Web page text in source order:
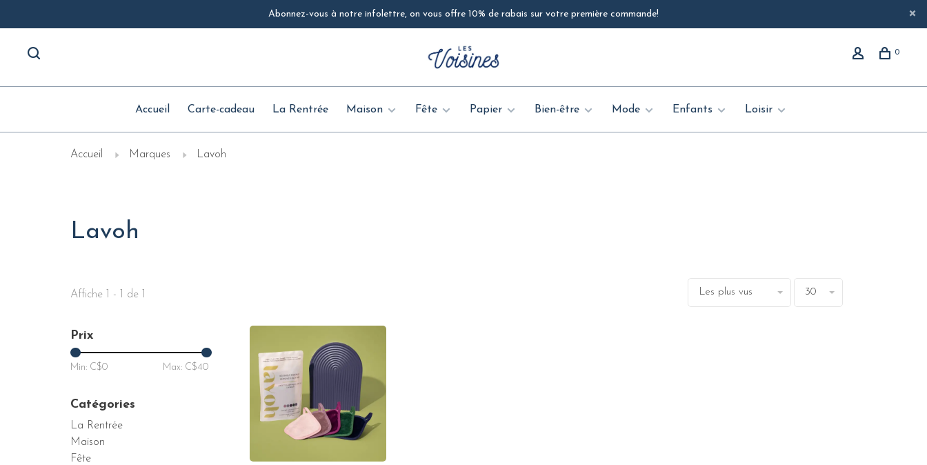
Abonnez-vous à notre infolettre, on vous offre 10% de rabais sur votre première commande!
0
Accueil Carte-cadeau La Rentrée Maison Fête Papier Bien-être Mode Enfants Loisir
Accueil Marques Lavoh
Lavoh
Affiche 1 - 1 de 1 Les plus vus 30
Prix
Min: C$0 Max: C$40
Catégories
La Rentrée
Maison
Fête